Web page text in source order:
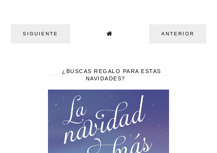
SIGUIENTE ANTERIOR
¿BUSCAS REGALO PARA ESTAS
NAVIDADES?